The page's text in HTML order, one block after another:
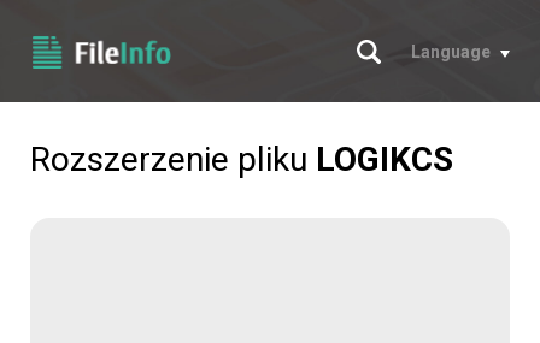
Szukaj
Language
Rozszerzenie pliku LOGIKCS